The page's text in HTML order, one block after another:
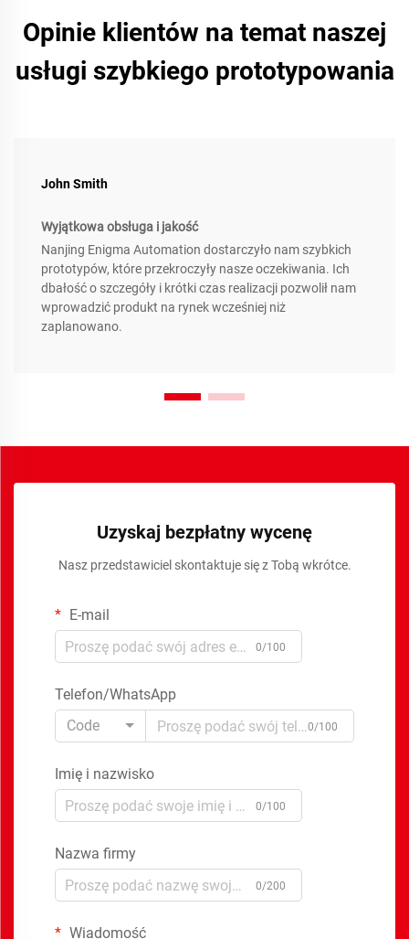
Opinie klientów na temat naszej
usługi szybkiego prototypowania
John Smith
Wyjątkowa obsługa i jakość
Nanjing Enigma Automation dostarczyło nam szybkich
prototypów, które przekroczyły nasze oczekiwania. Ich
dbałość o szczegóły i krótki czas realizacji pozwolił nam
wprowadzić produkt na rynek wcześniej niż
zaplanowano.
Uzyskaj bezpłatny wycenę
Nasz przedstawiciel skontaktuje się z Tobą wkrótce.
E-mail
0/100
Telefon/WhatsApp
Code
0/100
Imię i nazwisko
0/100
Nazwa firmy
0/200
Wiadomość